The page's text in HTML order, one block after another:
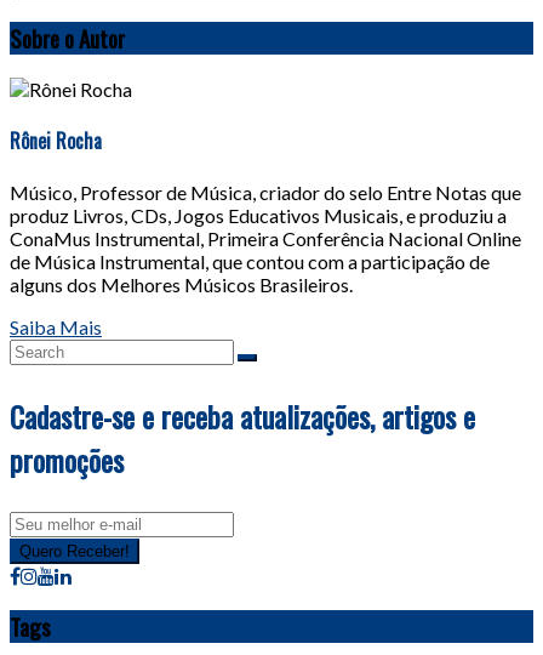
Sobre o Autor
Rônei Rocha
Músico, Professor de Música, criador do selo Entre Notas que
produz Livros, CDs, Jogos Educativos Musicais, e produziu a
ConaMus Instrumental, Primeira Conferência Nacional Online
de Música Instrumental, que contou com a participação de
alguns dos Melhores Músicos Brasileiros.
Saiba Mais
Cadastre-se e receba atualizações, artigos e
promoções
Email
address
Quero Receber!
Tags